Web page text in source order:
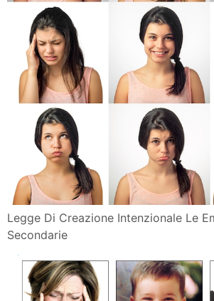
Legge Di Creazione Intenzionale Le
Secondarie